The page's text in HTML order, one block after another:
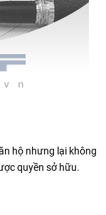
hộ nhưng lại không
quyền sở hữu.